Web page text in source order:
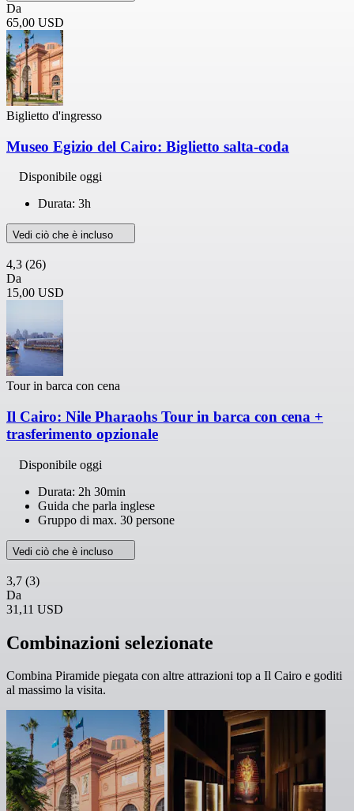
Da
65,00 USD
Biglietto d'ingresso
Museo Egizio del Cairo: Biglietto salta-coda
Disponibile oggi
Durata: 3h
Vedi ciò che è incluso
4,3 (26)
Da
15,00 USD
Tour in barca con cena
Il Cairo: Nile Pharaohs Tour in barca con cena +
trasferimento opzionale
Disponibile oggi
Durata: 2h 30min
Guida che parla inglese
Gruppo di max. 30 persone
Vedi ciò che è incluso
3,7 (3)
Da
31,11 USD
Combinazioni selezionate
Combina Piramide piegata con altre attrazioni top a Il Cairo e goditi
al massimo la visita.